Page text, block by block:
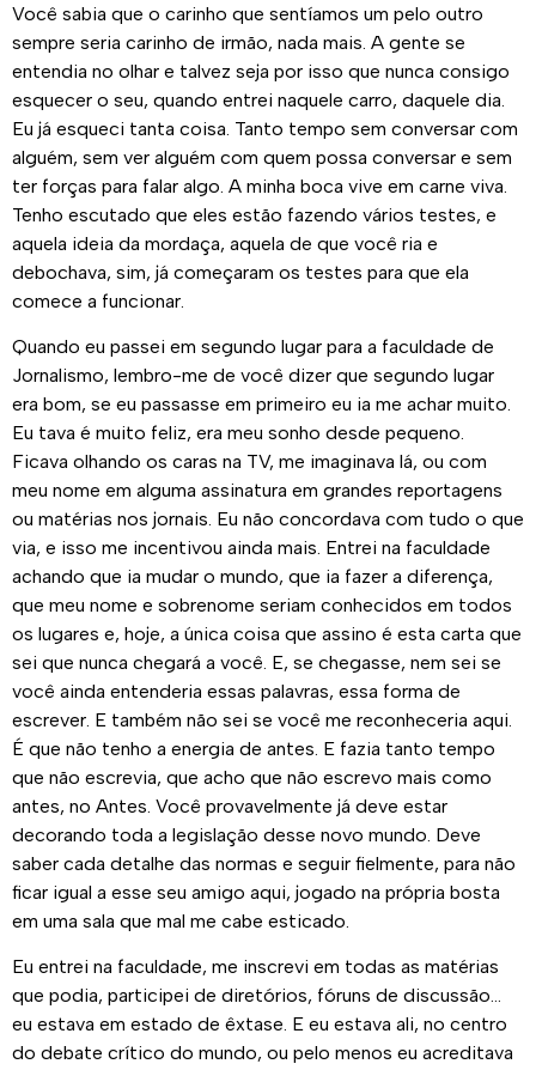
Você sabia que o carinho que sentíamos um pelo outro
sempre seria carinho de irmão, nada mais. A gente se
entendia no olhar e talvez seja por isso que nunca consigo
esquecer o seu, quando entrei naquele carro, daquele dia.
Eu já esqueci tanta coisa. Tanto tempo sem conversar com
alguém, sem ver alguém com quem possa conversar e sem
ter forças para falar algo. A minha boca vive em carne viva.
Tenho escutado que eles estão fazendo vários testes, e
aquela ideia da mordaça, aquela de que você ria e
debochava, sim, já começaram os testes para que ela
comece a funcionar.
Quando eu passei em segundo lugar para a faculdade de
Jornalismo, lembro-me de você dizer que segundo lugar
era bom, se eu passasse em primeiro eu ia me achar muito.
Eu tava é muito feliz, era meu sonho desde pequeno.
Ficava olhando os caras na TV, me imaginava lá, ou com
meu nome em alguma assinatura em grandes reportagens
ou matérias nos jornais. Eu não concordava com tudo o que
via, e isso me incentivou ainda mais. Entrei na faculdade
achando que ia mudar o mundo, que ia fazer a diferença,
que meu nome e sobrenome seriam conhecidos em todos
os lugares e, hoje, a única coisa que assino é esta carta que
sei que nunca chegará a você. E, se chegasse, nem sei se
você ainda entenderia essas palavras, essa forma de
escrever. E também não sei se você me reconheceria aqui.
É que não tenho a energia de antes. E fazia tanto tempo
que não escrevia, que acho que não escrevo mais como
antes, no Antes. Você provavelmente já deve estar
decorando toda a legislação desse novo mundo. Deve
saber cada detalhe das normas e seguir fielmente, para não
ficar igual a esse seu amigo aqui, jogado na própria bosta
em uma sala que mal me cabe esticado.
Eu entrei na faculdade, me inscrevi em todas as matérias
que podia, participei de diretórios, fóruns de discussão…
eu estava em estado de êxtase. E eu estava ali, no centro
do debate crítico do mundo, ou pelo menos eu acreditava